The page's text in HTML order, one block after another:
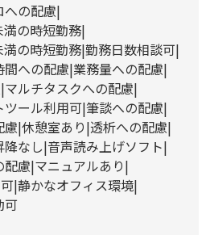
への配慮
の時短勤務
の時短勤務 勤務日数相談可
間への配慮 業務量への配慮
マルチタスクへの配慮
ツール利用可 筆談への配慮
慮 休憩室あり 透析への配慮
降なし 音声読み上げソフト
配慮 マニュアルあり
静かなオフィス環境
可